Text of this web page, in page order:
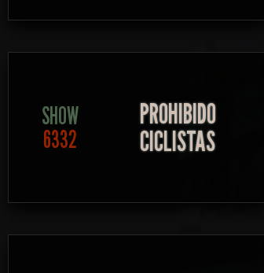
SHOW
6332
PROHIBIDO
CICLISTAS